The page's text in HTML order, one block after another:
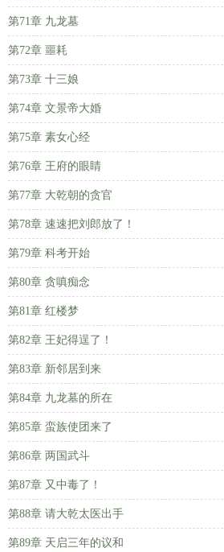
第71章 九龙墓
第72章 噩耗
第73章 十三娘
第74章 文景帝大婚
第75章 素女心经
第76章 王府的眼睛
第77章 大乾朝的贪官
第78章 速速把刘郎放了！
第79章 科考开始
第80章 贪嗔痴念
第81章 红楼梦
第82章 王妃得逞了！
第83章 新邻居到来
第84章 九龙墓的所在
第85章 蛮族使团来了
第86章 两国武斗
第87章 又中毒了！
第88章 请大乾太医出手
第89章 天启三年的议和